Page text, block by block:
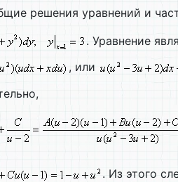
решения уравнений и
. Уравнение
, или
. Из этого